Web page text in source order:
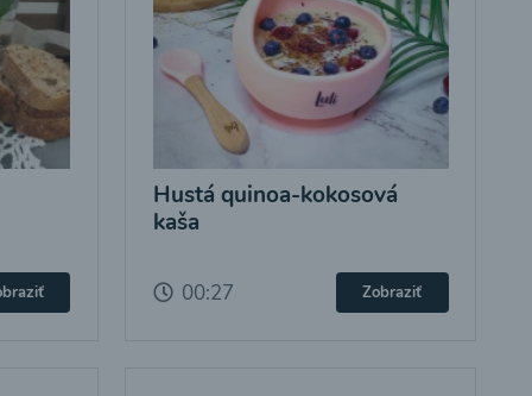
Hustá quinoa-kokosová
kaša
00:27 Zobraziť